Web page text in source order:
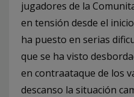
jugadores de la
en tensión desde el
ha puesto en serias
que se ha visto
en contraataque de los
descanso la situación